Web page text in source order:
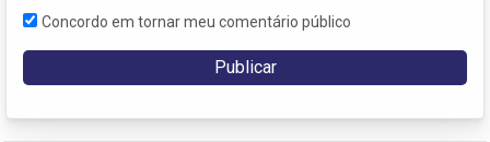
Concordo em tornar meu comentário público